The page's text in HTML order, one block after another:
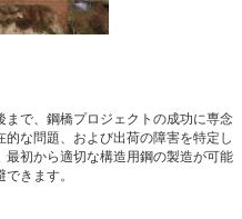
で、鋼橋プロジェクトの成功に専念
な問題、および出荷の障害を特定し
初から適切な構造用鋼の製造が可能
きます。